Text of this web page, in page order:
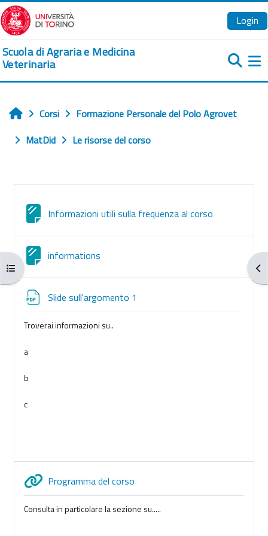
Vai al contenuto principale
Login
Scuola di Agraria e Medicina
Veterinaria
Apri indice del corso
Home
Corsi
Formazione Personale del Polo Agrovet
MatDid
Le risorse del corso
Informazioni utili sulla frequenza al corso
informations
Slide sull'argomento 1
Troverai informazioni su..
a
b
c
Programma del corso
Consulta in particolare la sezione su.....